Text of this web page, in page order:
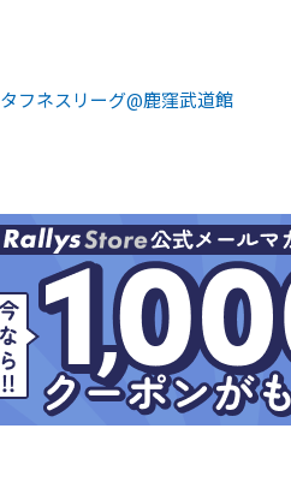
タフネスリーグ@鹿窪武道館